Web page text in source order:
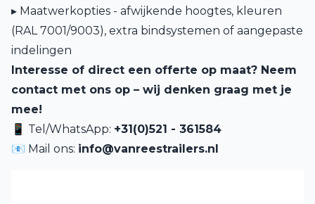
▸ Maatwerkopties - afwijkende hoogtes, kleuren
(RAL 7001/9003), extra bindsystemen of aangepaste
indelingen
Interesse of direct een offerte op maat? Neem
contact met ons op – wij denken graag met je
mee!
📱 Tel/WhatsApp: +31(0)521 - 361584
📧 Mail ons: info@vanreestrailers.nl